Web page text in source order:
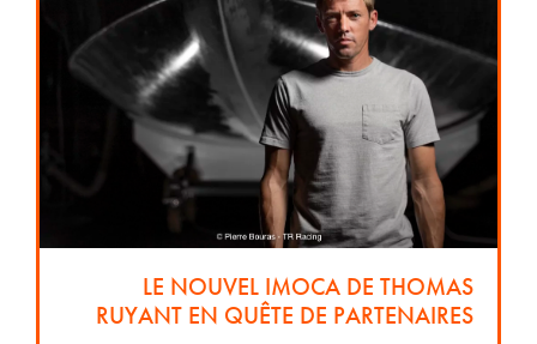
LE NOUVEL IMOCA DE THOMAS
RUYANT EN QUÊTE DE PARTENAIRES